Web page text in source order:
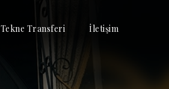
Tekne Transferi İletişim